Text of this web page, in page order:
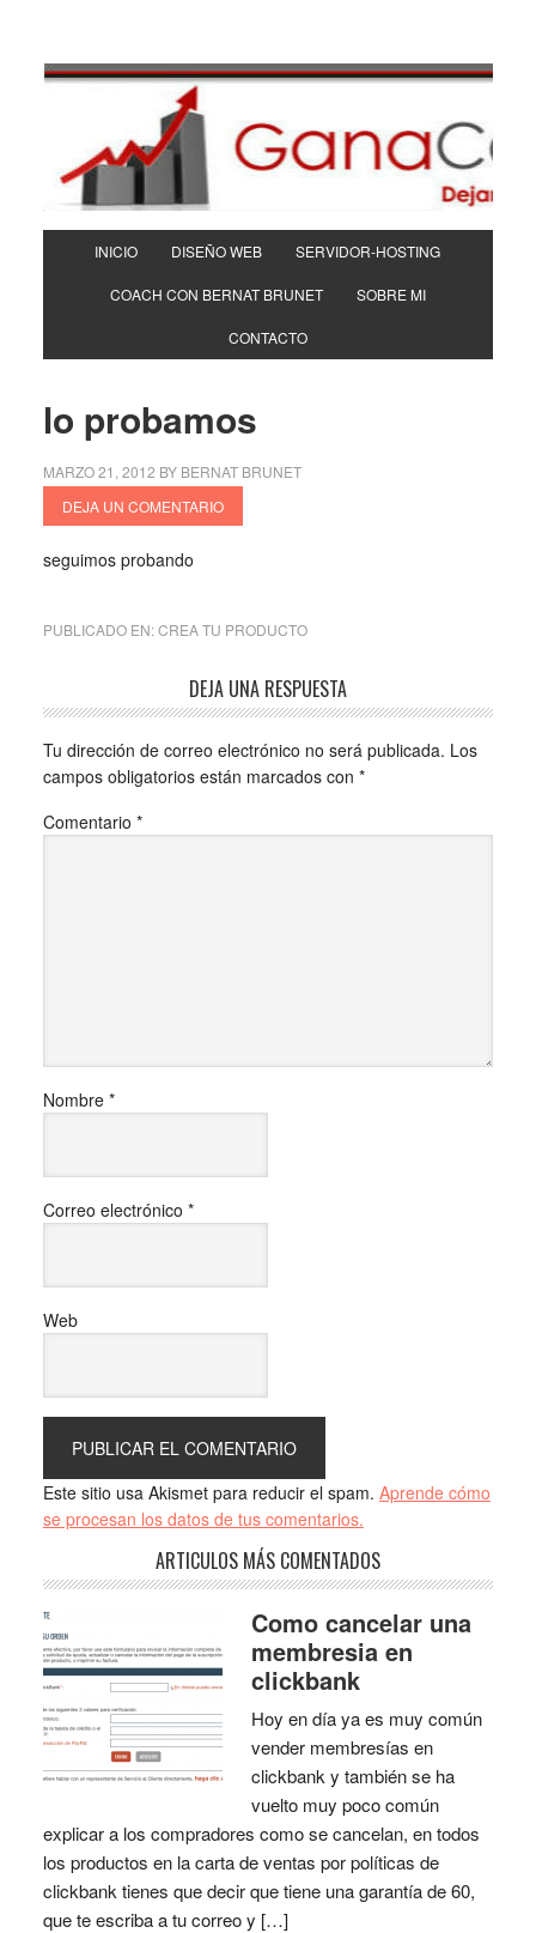
INICIO DISEÑO WEB SERVIDOR-HOSTING
COACH CON BERNAT BRUNET SOBRE MI
CONTACTO
lo probamos
MARZO 21, 2012 BY BERNAT BRUNET
DEJA UN COMENTARIO
seguimos probando
PUBLICADO EN:CREA TU PRODUCTO
DEJA UNA RESPUESTA
Tu dirección de correo electrónico no será publicada. Los
campos obligatorios están marcados con *
Comentario *
Nombre *
Correo electrónico *
Web
Este sitio usa Akismet para reducir el spam. Aprende cómo
se procesan los datos de tus comentarios.
ARTICULOS MÁS COMENTADOS
Como cancelar una
membresia en
clickbank
Hoy en día ya es muy común
vender membresías en
clickbank y también se ha
vuelto muy poco común
explicar a los compradores como se cancelan, en todos
los productos en la carta de ventas por políticas de
clickbank tienes que decir que tiene una garantía de 60,
que te escriba a tu correo y […]